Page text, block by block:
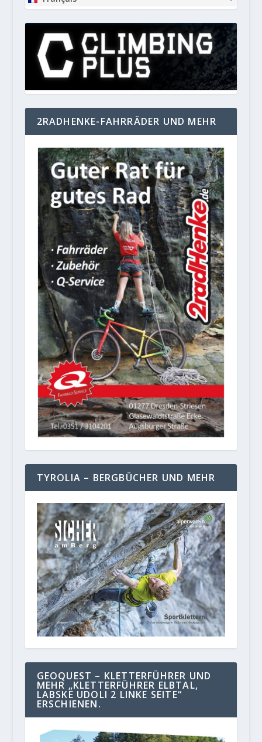
2RADHENKE-FAHRRÄDER UND MEHR
TYROLIA – BERGBÜCHER UND MEHR
GEOQUEST – KLETTERFÜHRER UND
MEHR „KLETTERFÜHRER ELBTAL,
LABSKE UDOLI 2 LINKE SEITE“
ERSCHIENEN.